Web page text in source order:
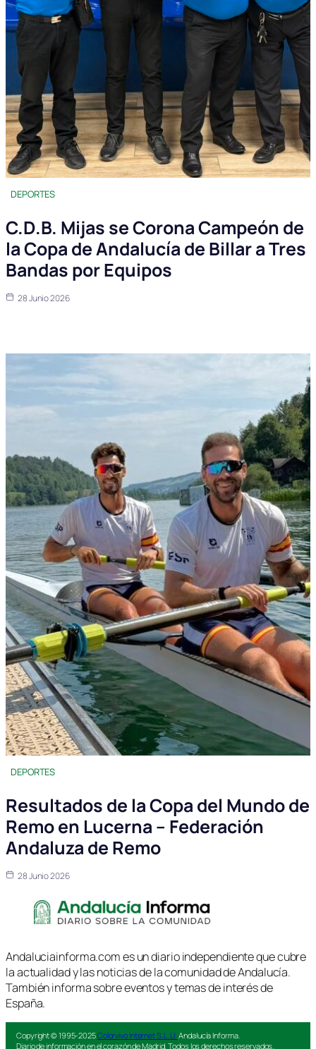
DEPORTES
C.D.B. Mijas se Corona Campeón de
la Copa de Andalucía de Billar a Tres
Bandas por Equipos
28 Junio 2026
DEPORTES
Resultados de la Copa del Mundo de
Remo en Lucerna – Federación
Andaluza de Remo
28 Junio 2026
Andaluciainforma.com es un diario independiente que cubre
la actualidad y las noticias de la comunidad de Andalucía.
También informa sobre eventos y temas de interés de
España.
Copyright © 1995-2025Colorvivo Internet S.L.U. Andalucía Informa.
Diario de información en el corazón de Madrid. Todos los derechos reservados.